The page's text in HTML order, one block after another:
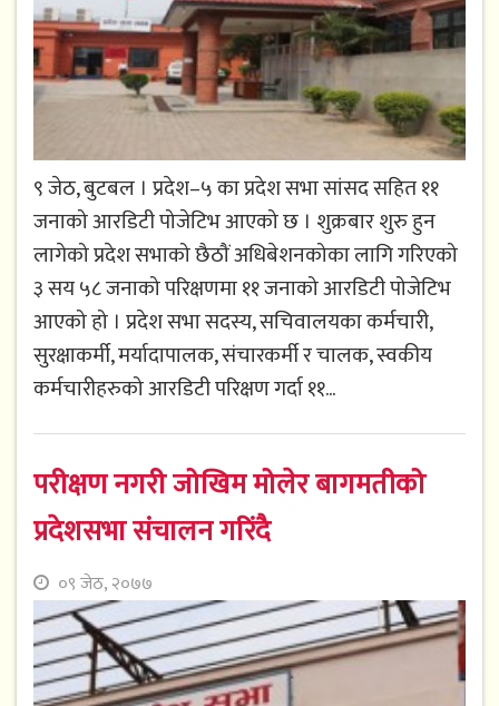
९ जेठ, बुटबल । प्रदेश–५ का प्रदेश सभा सांसद सहित ११
जनाको आरडिटी पोजेटिभ आएको छ । शुक्रबार शुरु हुन
लागेको प्रदेश सभाको छैठौं अधिबेशनकोका लागि गरिएको
३ सय ५८ जनाको परिक्षणमा ११ जनाको आरडिटी पोजेटिभ
आएको हो । प्रदेश सभा सदस्य, सचिवालयका कर्मचारी,
सुरक्षाकर्मी, मर्यादापालक, संचारकर्मी र चालक, स्वकीय
कर्मचारीहरुको आरडिटी परिक्षण गर्दा ११...
परीक्षण नगरी जोखिम मोलेर बागमतीको
प्रदेशसभा संचालन गरिंदै
०९ जेठ, २०७७